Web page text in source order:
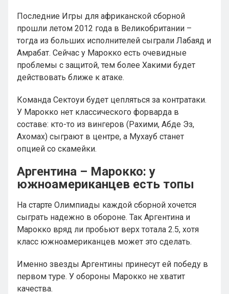
Последние Игры для африканской сборной
прошли летом 2012 года в Великобритании –
тогда из больших исполнителей сыграли Лабаяд и
Амрабат. Сейчас у Марокко есть очевидные
проблемы с защитой, тем более Хакими будет
действовать ближе к атаке.
Команда Сектоуи будет цепляться за контратаки.
У Марокко нет классического форварда в
составе: кто-то из вингеров (Рахими, Абде Эз,
Ахомах) сыграют в центре, а Мухауб станет
опцией со скамейки.
Аргентина – Марокко: у
южноамериканцев есть топы
На старте Олимпиады каждой сборной хочется
сыграть надежно в обороне. Так Аргентина и
Марокко вряд ли пробьют верх тотала 2.5, хотя
класс южноамериканцев может это сделать.
Именно звезды Аргентины принесут ей победу в
первом туре. У обороны Марокко не хватит
качества.